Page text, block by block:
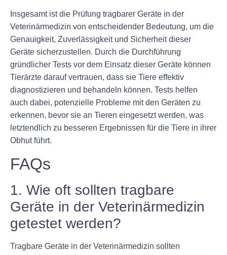
Insgesamt ist die Prüfung tragbarer Geräte in der
Veterinärmedizin von entscheidender Bedeutung, um die
Genauigkeit, Zuverlässigkeit und Sicherheit dieser
Geräte sicherzustellen. Durch die Durchführung
gründlicher Tests vor dem Einsatz dieser Geräte können
Tierärzte darauf vertrauen, dass sie Tiere effektiv
diagnostizieren und behandeln können. Tests helfen
auch dabei, potenzielle Probleme mit den Geräten zu
erkennen, bevor sie an Tieren eingesetzt werden, was
letztendlich zu besseren Ergebnissen für die Tiere in ihrer
Obhut führt.
FAQs
1. Wie oft sollten tragbare
Geräte in der Veterinärmedizin
getestet werden?
Tragbare Geräte in der Veterinärmedizin sollten